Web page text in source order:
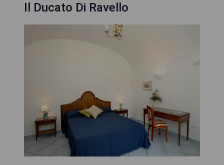
Il Ducato Di Ravello